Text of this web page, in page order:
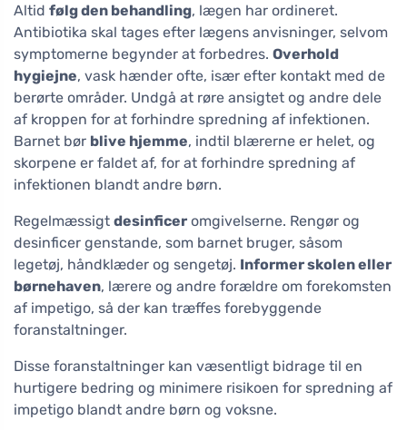
Altid følg den behandling, lægen har ordineret.
Antibiotika skal tages efter lægens anvisninger, selvom
symptomerne begynder at forbedres. Overhold
hygiejne, vask hænder ofte, især efter kontakt med de
berørte områder. Undgå at røre ansigtet og andre dele
af kroppen for at forhindre spredning af infektionen.
Barnet bør blive hjemme, indtil blærerne er helet, og
skorpene er faldet af, for at forhindre spredning af
infektionen blandt andre børn.
Regelmæssigt desinficer omgivelserne. Rengør og
desinficer genstande, som barnet bruger, såsom
legetøj, håndklæder og sengetøj. Informer skolen eller
børnehaven, lærere og andre forældre om forekomsten
af impetigo, så der kan træffes forebyggende
foranstaltninger.
Disse foranstaltninger kan væsentligt bidrage til en
hurtigere bedring og minimere risikoen for spredning af
impetigo blandt andre børn og voksne.